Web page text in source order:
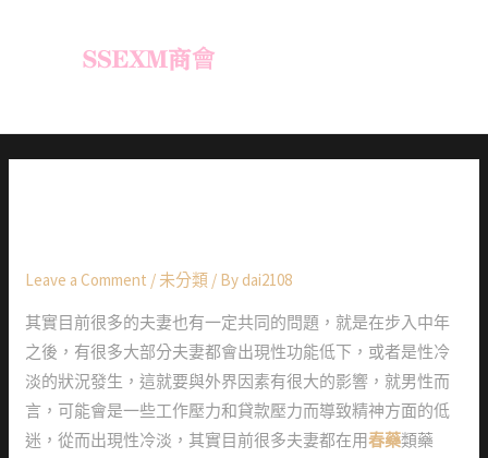
Leave a Comment / 未分類 / By dai2108
其實目前很多的夫妻也有一定共同的問題，就是在步入中年
之後，有很多大部分夫妻都會出現性功能低下，或者是性冷
淡的狀況發生，這就要與外界因素有很大的影響，就男性而
言，可能會是一些工作壓力和貸款壓力而導致精神方面的低
迷，從而出現性冷淡，其實目前很多夫妻都在用春藥類藥